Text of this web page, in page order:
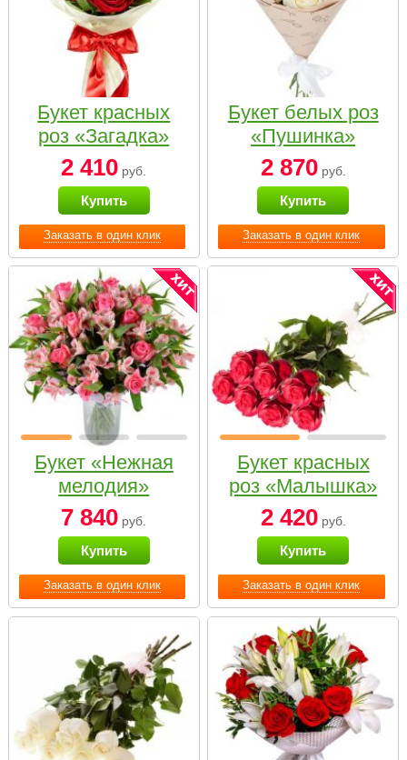
Заказать в один клик
Букет красных
роз «Загадка»
2 410 руб.
Купить
Заказать в один клик
Букет белых роз
«Пушинка»
2 870руб.
Купить
Заказать в один клик
Букет «Нежная
мелодия»
7 840 руб.
Купить
Заказать в один клик
Букет красных
роз «Малышка»
2 420руб.
Купить